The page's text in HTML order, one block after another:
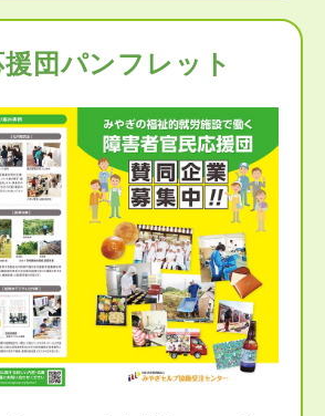
団パンフレット